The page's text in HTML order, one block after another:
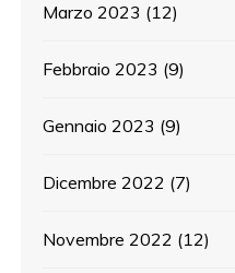
Marzo 2023 (12)
Febbraio 2023 (9)
Gennaio 2023 (9)
Dicembre 2022 (7)
Novembre 2022 (12)